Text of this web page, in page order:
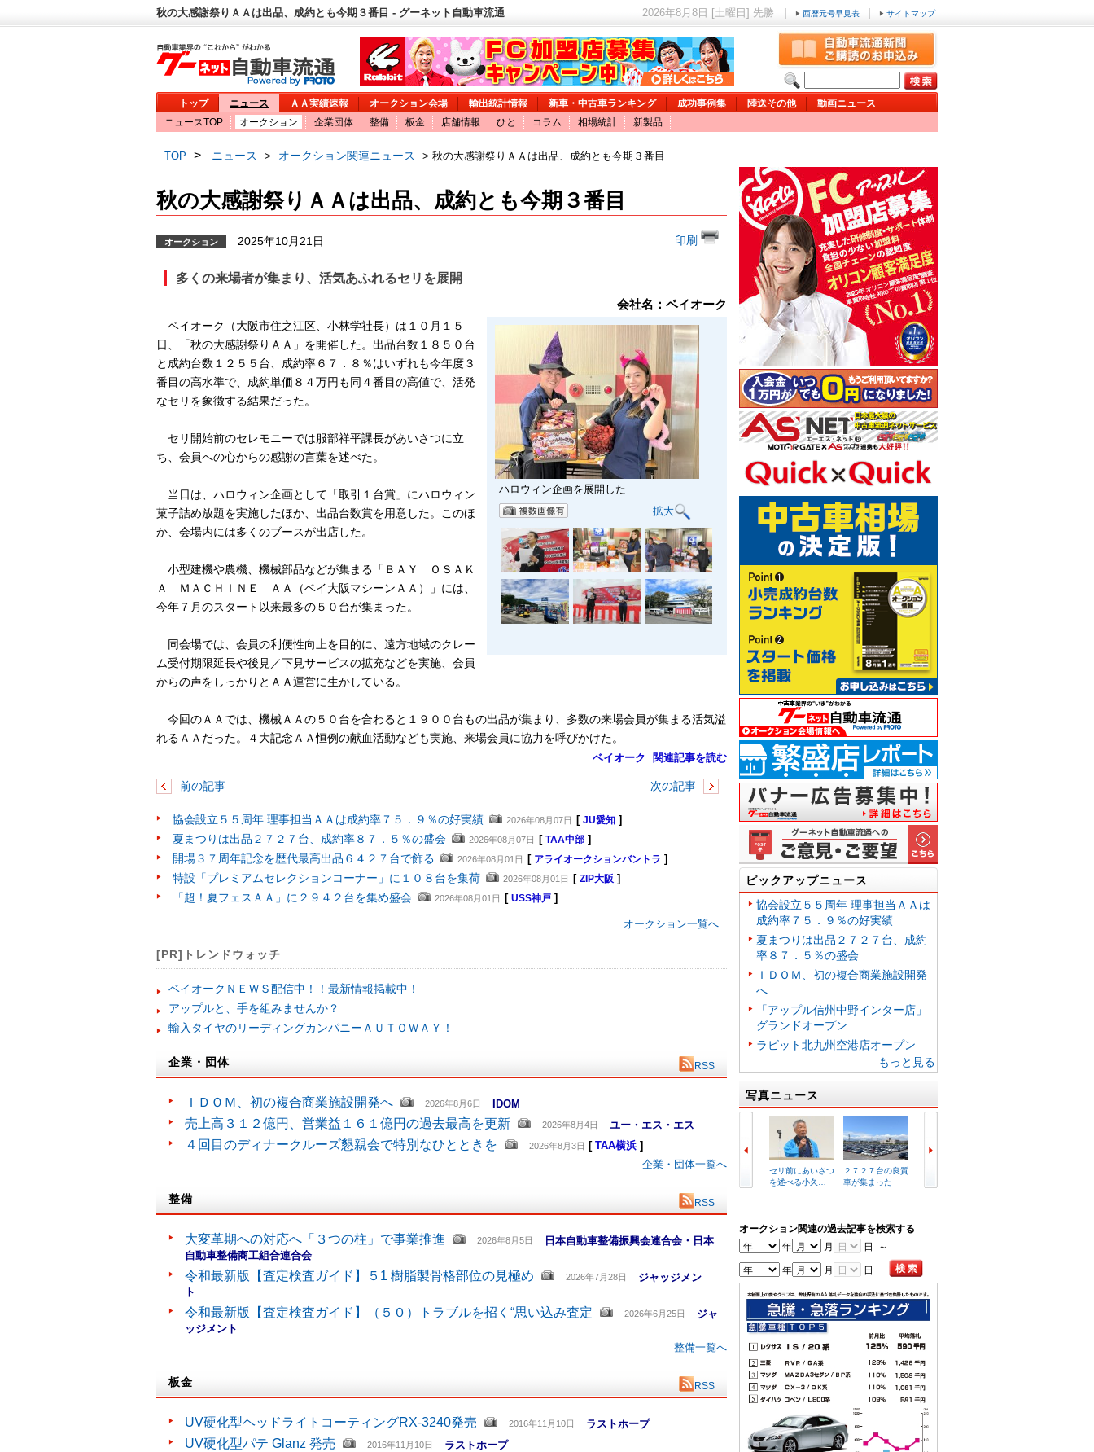
秋の大感謝祭りＡＡは出品、成約とも今期３番目 - グーネット自動車流通 2026年8月8日 [土曜日] 先勝 西暦元号早見表 サイトマップ
トップ ニュース ＡＡ実績速報 オークション会場 輸出統計情報 新車・中古車ランキング 成功事例集 陸送その他
動画ニュース
ニュースTOP
オークション 企業団体 整備 板金 店舗情報 ひと コラム 相場統計 新製品
TOP > ニュース > オークション関連ニュース > 秋の大感謝祭りＡＡは出品、成約とも今期３番目
秋の大感謝祭りＡＡは出品、成約とも今期３番目
オークション 2025年10月21日 印刷
多くの来場者が集まり、活気あふれるセリを展開
会社名：ベイオーク
ハロウィン企画を展開した
拡大
ベイオーク（大阪市住之江区、小林学社長）は１０月１５
日、「秋の大感謝祭りＡＡ」を開催した。出品台数１８５０台
と成約台数１２５５台、成約率６７．８％はいずれも今年度３
番目の高水準で、成約単価８４万円も同４番目の高値で、活発
なセリを象徴する結果だった。
セリ開始前のセレモニーでは服部祥平課長があいさつに立
ち、会員への心からの感謝の言葉を述べた。
当日は、ハロウィン企画として「取引１台賞」にハロウィン
菓子詰め放題を実施したほか、出品台数賞を用意した。このほ
か、会場内には多くのブースが出店した。
小型建機や農機、機械部品などが集まる「ＢＡＹ ＯＳＡＫ
Ａ ＭＡＣＨＩＮＥ ＡＡ（ベイ大阪マシーンＡＡ）」には、
今年７月のスタート以来最多の５０台が集まった。
同会場では、会員の利便性向上を目的に、遠方地域のクレー
ム受付期限延長や後見／下見サービスの拡充などを実施、会員
からの声をしっかりとＡＡ運営に生かしている。
今回のＡＡでは、機械ＡＡの５０台を合わると１９００台もの出品が集まり、多数の来場会員が集まる活気溢
れるＡＡだった。４大記念ＡＡ恒例の献血活動なども実施、来場会員に協力を呼びかけた。
ベイオーク 関連記事を読む
前の記事 次の記事
協会設立５５周年 理事担当ＡＡは成約率７５．９％の好実績 2026年08月07日 [ JU愛知 ]
夏まつりは出品２７２７台、成約率８７．５％の盛会 2026年08月07日 [ TAA中部 ]
開場３７周年記念を歴代最高出品６４２７台で飾る 2026年08月01日 [ アライオークションバントラ ]
特設「プレミアムセレクションコーナー」に１０８台を集荷 2026年08月01日 [ ZIP大阪 ]
「超！夏フェスＡＡ」に２９４２台を集め盛会 2026年08月01日 [ USS神戸 ]
オークション一覧へ
[PR]トレンドウォッチ
ベイオークＮＥＷＳ配信中！！最新情報掲載中！
アップルと、手を組みませんか？
輸入タイヤのリーディングカンパニーＡＵＴＯＷＡＹ！
企業・団体 RSS
ＩＤＯＭ、初の複合商業施設開発へ 2026年8月6日 IDOM
売上高３１２億円、営業益１６１億円の過去最高を更新 2026年8月4日 ユー・エス・エス
４回目のディナークルーズ懇親会で特別なひとときを 2026年8月3日 [ TAA横浜 ]
企業・団体一覧へ
整備 RSS
大変革期への対応へ「３つの柱」で事業推進 2026年8月5日 日本自動車整備振興会連合会・日本
自動車整備商工組合連合会
令和最新版【査定検査ガイド】５1 樹脂製骨格部位の見極め
2026年7月28日 ジャッジメン
ト
令和最新版【査定検査ガイド】（５０）トラブルを招く“思い込み査定
2026年6月25日 ジャ
ッジメント
整備一覧へ
板金 RSS
UV硬化型ヘッドライトコーティングRX-3240発売 2016年11月10日 ラストホープ
UV硬化型パテ Glanz 発売 2016年11月10日 ラストホープ
ピックアップニュース
協会設立５５周年 理事担当ＡＡは
成約率７５．９％の好実績
夏まつりは出品２７２７台、成約
率８７．５％の盛会
ＩＤＯＭ、初の複合商業施設開発
へ
「アップル信州中野インター店」
グランドオープン
ラビット北九州空港店オープン
もっと見る
写真ニュース
セリ前にあいさつ
を述べる小久…
２７２７台の良質
車が集まった
オークション関連の過去記事を検索する
年
月 日 ～
年 月 日